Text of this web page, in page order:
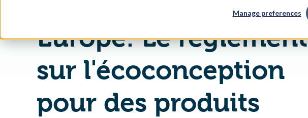
Manage preferences
Europe: Le règlement
sur l'écoconception
pour des produits